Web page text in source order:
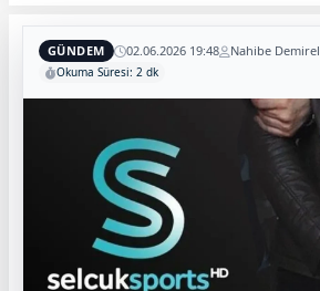
GÜNDEM 02.06.2026 19:48 Nahibe Demirel
Okuma Süresi: 2 dk